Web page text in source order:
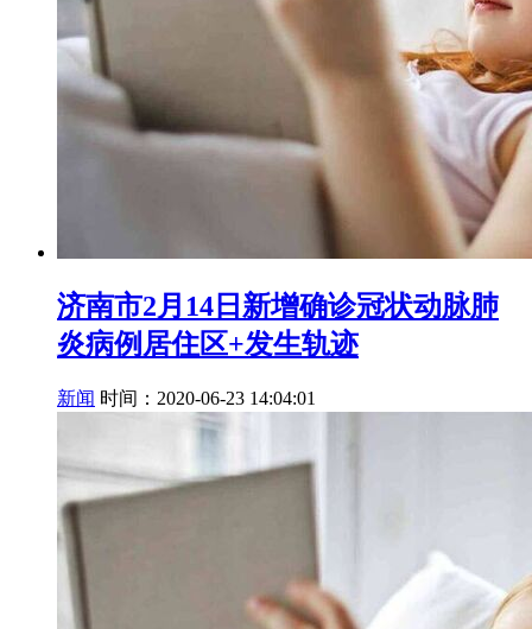
济南市2月14日新增确诊冠状动脉肺
炎病例居住区+发生轨迹
新闻 时间：2020-06-23 14:04:01